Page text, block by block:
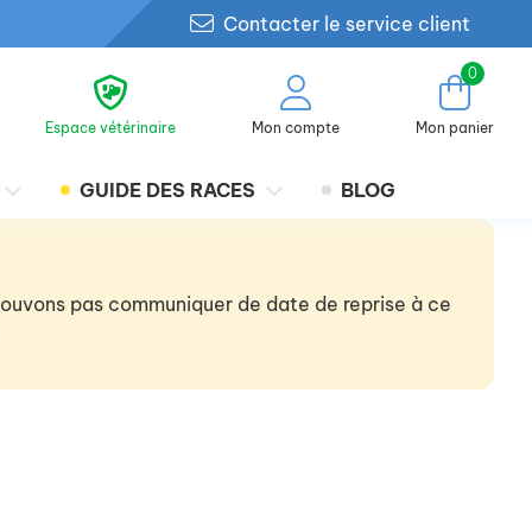
Contacter le service client
Espace vétérinaire Mon compte
0
Mon panier
GUIDE DES RACES BLOG
pas communiquer de date de reprise à ce